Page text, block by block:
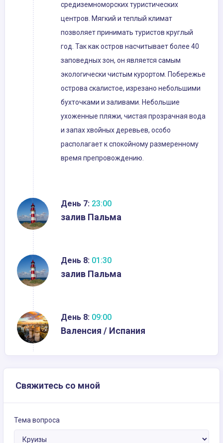
средиземноморских туристических
центров. Мягкий и теплый климат
позволяет принимать туристов круглый
год. Так как остров насчитывает более 40
заповедных зон, он является самым
экологически чистым курортом. Побережье
острова скалистое, изрезано небольшими
бухточками и заливами. Небольшие
ухоженные пляжи, чистая прозрачная вода
и запах хвойных деревьев, особо
располагает к спокойному размеренному
время препровождению.
День 7: 23:00
залив Пальма
День 8: 01:30
залив Пальма
День 8: 09:00
Валенсия / Испания
Свяжитесь со мной
Тема вопроса